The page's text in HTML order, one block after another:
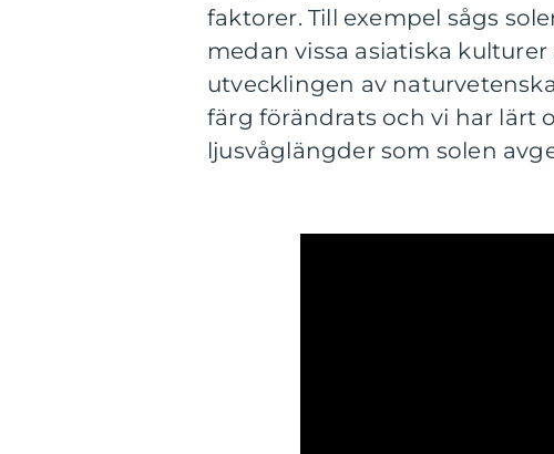
faktorer. Till exempel sågs
medan vissa asiatiska
utvecklingen av
färg förändrats och vi har lärt
ljusvåglängder som solen